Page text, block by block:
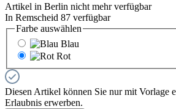
Artikel in Berlin nicht mehr verfügbar
In Remscheid 87 verfügbar
Farbe auswählen
Blau
Rot
Diesen Artikel können Sie nur mit Vorlage
Erlaubnis erwerben.